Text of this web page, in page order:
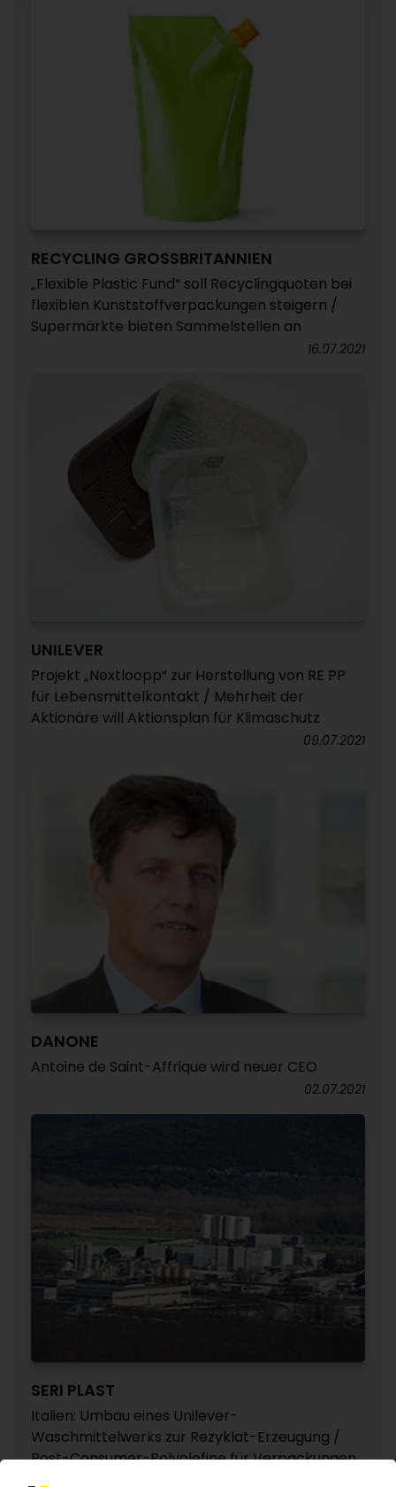
RECYCLING GROSSBRITANNIEN
„Flexible Plastic Fund“ soll Recyclingquoten bei
flexiblen Kunststoffverpackungen steigern /
Supermärkte bieten Sammelstellen an
16.07.2021
UNILEVER
Projekt „Nextloopp“ zur Herstellung von RE PP
für Lebensmittelkontakt / Mehrheit der
Aktionäre will Aktionsplan für Klimaschutz
09.07.2021
DANONE
Antoine de Saint-Affrique wird neuer CEO
02.07.2021
SERI PLAST
Italien: Umbau eines Unilever-
Waschmittelwerks zur Rezyklat-Erzeugung /
Post-Consumer-Polyolefine für Verpackungen